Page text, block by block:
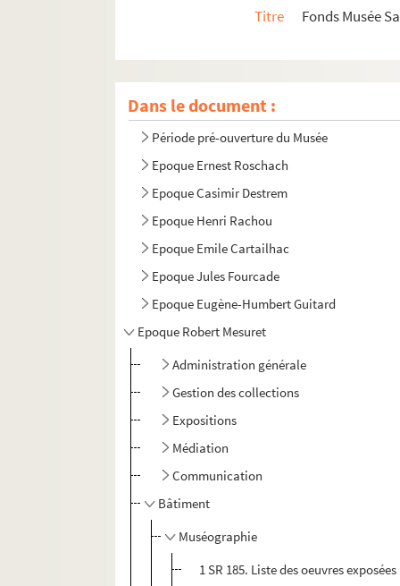
Titre
Fonds Musée
Dans le document :
Période pré-ouverture du Musée
Epoque Ernest Roschach
Epoque Casimir Destrem
Epoque Henri Rachou
Epoque Emile Cartailhac
Epoque Jules Fourcade
Epoque Eugène-Humbert Guitard
Epoque Robert Mesuret
Administration générale
Gestion des collections
Expositions
Médiation
Communication
Bâtiment
Muséographie
1 SR 185. Liste des oeuvres exposées